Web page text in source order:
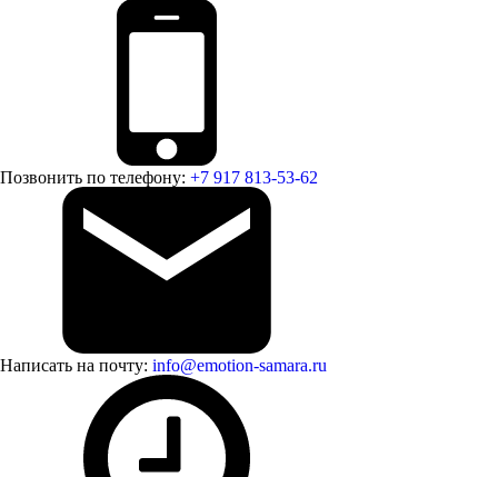
Позвонить по телефону: +7 917 813-53-62
Написать на почту: info@emotion-samara.ru